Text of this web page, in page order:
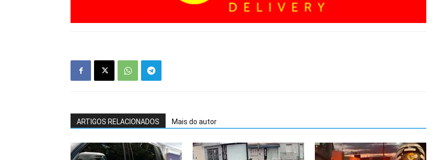
ARTIGOS RELACIONADOS Mais do autor